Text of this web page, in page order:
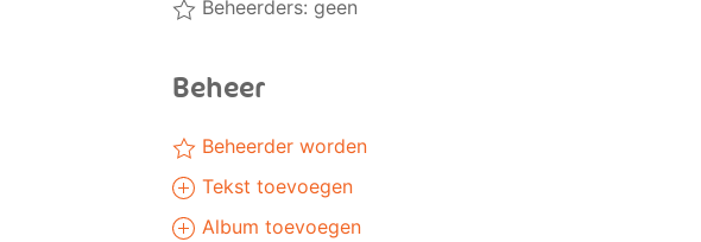
Beheerders: geen
Beheer
Beheerder worden
Tekst toevoegen
Album toevoegen